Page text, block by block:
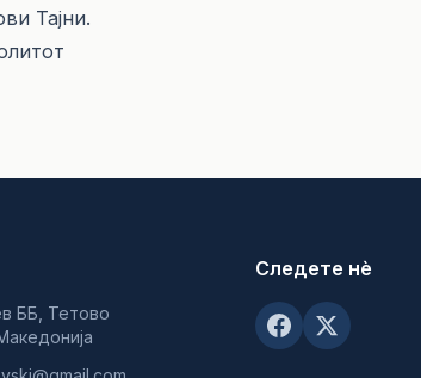
Тајни.
ББ, Тетово
Следете нè